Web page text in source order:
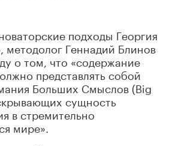
подходы Георгия
методолог Геннадий Блинов
о том, что «содержание
представлять собой
Больших Смыслов (Big
сущность
в стремительно
мире».